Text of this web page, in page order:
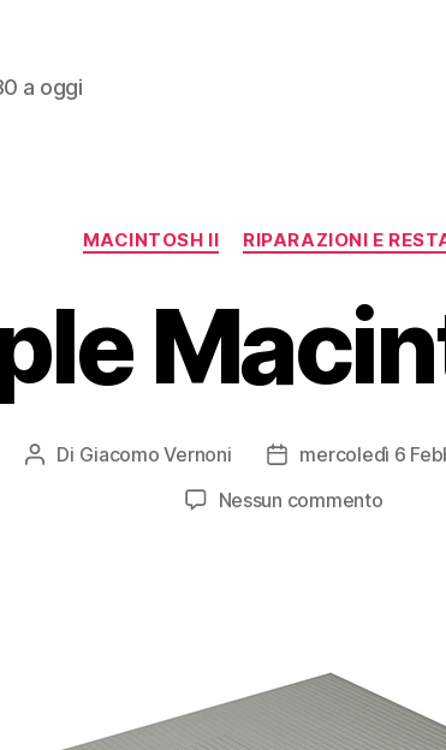
a oggi
Categorie
MACINTOSH II RIPARAZIONI E
Autore
Di Giacomo Vernoni
Datamercoledì 6
Nessun commentosu